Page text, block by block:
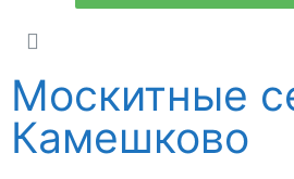
Москитные
Камешково